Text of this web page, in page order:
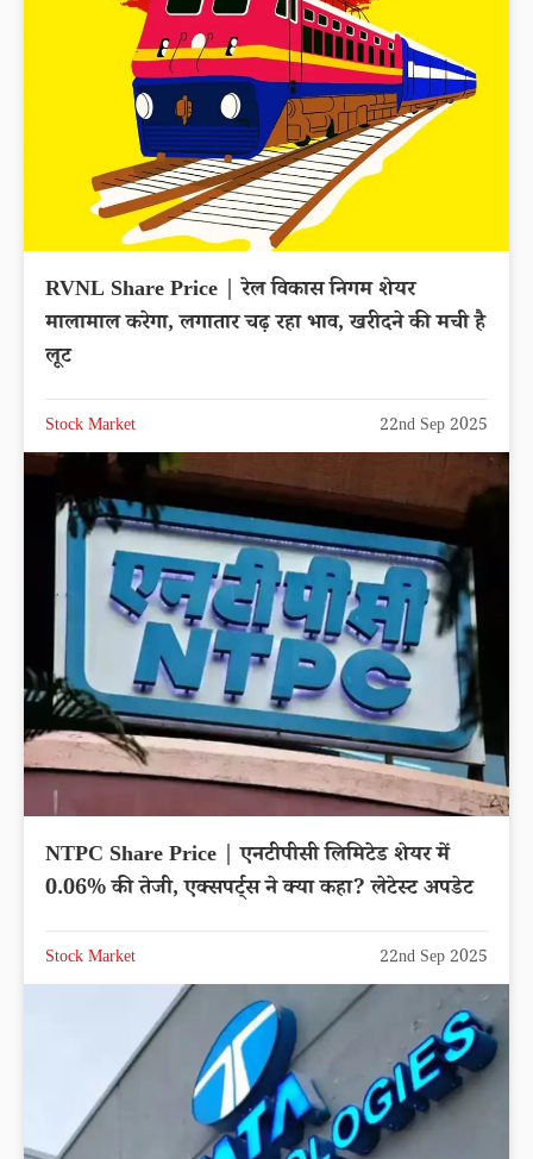
RVNL Share Price | रेल विकास निगम शेयर
मालामाल करेगा, लगातार चढ़ रहा भाव, खरीदने की मची है
लूट
Stock Market 22nd Sep 2025
NTPC Share Price | एनटीपीसी लिमिटेड शेयर में
0.06% की तेजी, एक्सपर्ट्स ने क्या कहा? लेटेस्ट अपडेट
Stock Market 22nd Sep 2025